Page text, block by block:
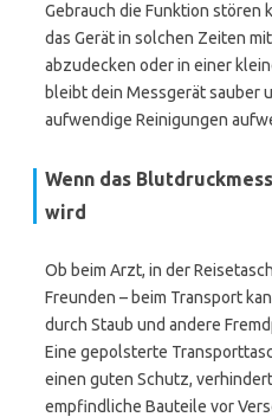
Gebrauch die Funktion stören
das Gerät in solchen Zeiten
abzudecken oder in einer
bleibt dein Messgerät sauber
aufwendige Reinigungen
Wenn das
wird
Ob beim Arzt, in der
Freunden – beim Transport
durch Staub und andere
Eine gepolsterte
einen guten Schutz,
empfindliche Bauteile vor